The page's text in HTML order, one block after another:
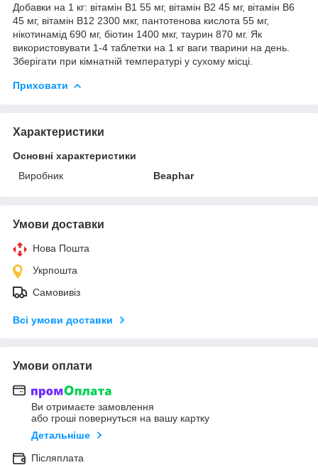
Добавки на 1 кг: вітамін В1 55 мг, вітамін В2 45 мг, вітамін В6
45 мг, вітамін В12 2300 мкг, пантотенова кислота 55 мг,
нікотинамід 690 мг, біотин 1400 мкг, таурин 870 мг. Як
використовувати 1-4 таблетки на 1 кг ваги тварини на день.
Зберігати при кімнатній температурі у сухому місці.
Приховати
Характеристики
Основні характеристики
Виробник
Beaphar
Умови доставки
Нова Пошта
Укрпошта
Самовивіз
Всі умови доставки
Умови оплати
Ви отримаєте замовлення
або гроші повернуться на вашу картку
Детальніше
Післяплата